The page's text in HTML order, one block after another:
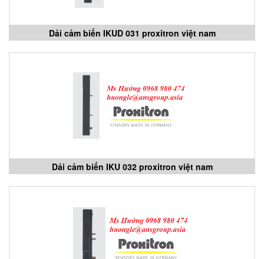
Dải cảm biến IKUD 031 proxitron việt nam
Dải cảm biến IKU 032 proxitron việt nam